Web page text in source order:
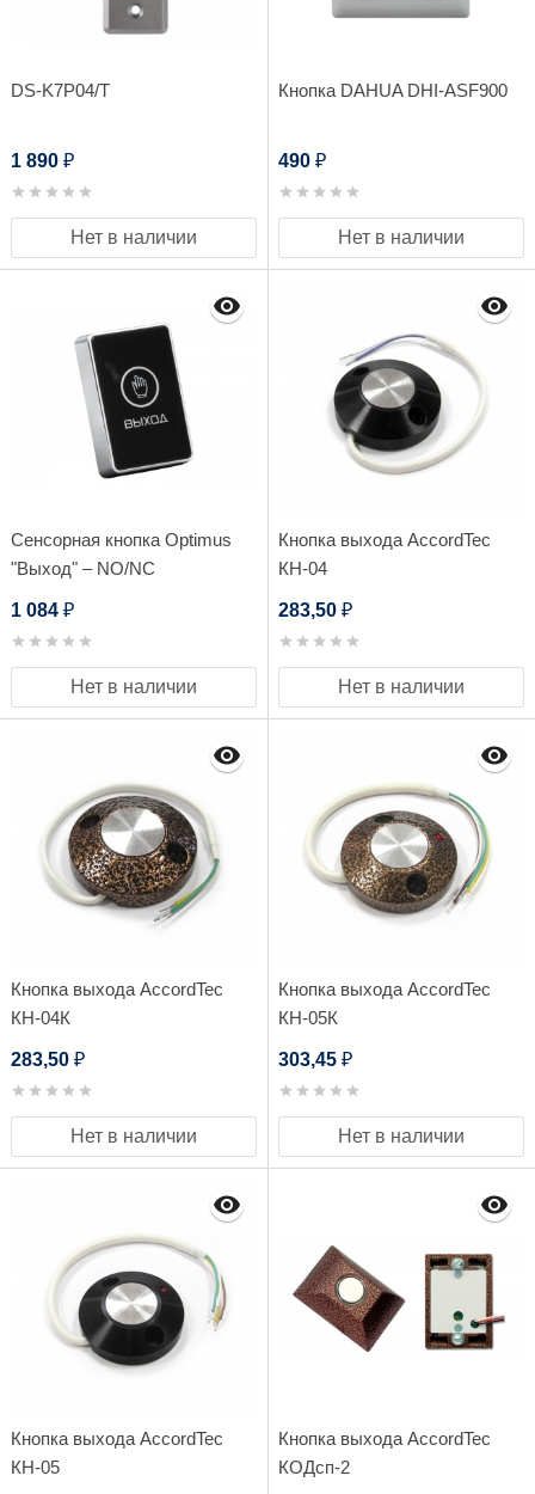
DS-K7P04/T
1 890 ₽
Нет в наличии
Кнопка DAHUA DHI-ASF900
490 ₽
Нет в наличии
Сенсорная кнопка Optimus
"Выход" – NO/NC
1 084 ₽
Нет в наличии
Кнопка выхода AccordTec
КН-04
283,50 ₽
Нет в наличии
Кнопка выхода AccordTec
КН-04К
283,50 ₽
Нет в наличии
Кнопка выхода AccordTec
КН-05К
303,45 ₽
Нет в наличии
Кнопка выхода AccordTec
КН-05
Кнопка выхода AccordTec
КОДсп-2